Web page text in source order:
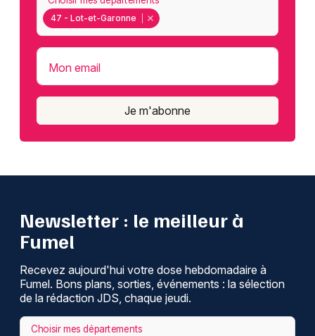
47 - Lot-et-Garonne
Mon email
Je m'abonne
Newsletter : le meilleur à
Fumel
Recevez aujourd'hui votre dose hebdomadaire à
Fumel. Bons plans, sorties, événements : la sélection
de la rédaction JDS, chaque jeudi.
Choisir mes départements